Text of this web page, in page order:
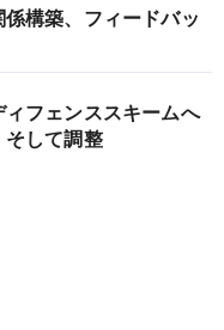
構築、フィードバッ
フェンススキームへ
して調整